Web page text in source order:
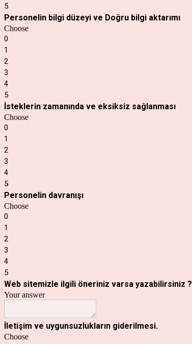
5
Personelin bilgi düzeyi ve Doğru bilgi aktarımı
Choose
0
1
2
3
4
5
İsteklerin zamanında ve eksiksiz sağlanması
Choose
0
1
2
3
4
5
Personelin davranışı
Choose
0
1
2
3
4
5
Web sitemizle ilgili öneriniz varsa yazabilirsiniz ?
Your answer
İletişim ve uygunsuzlukların giderilmesi.
Choose